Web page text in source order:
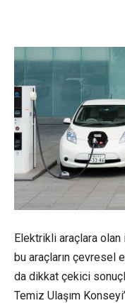
Elektrikli araçlara olan
bu araçların çevresel
da dikkat çekici
Temiz Ulaşım